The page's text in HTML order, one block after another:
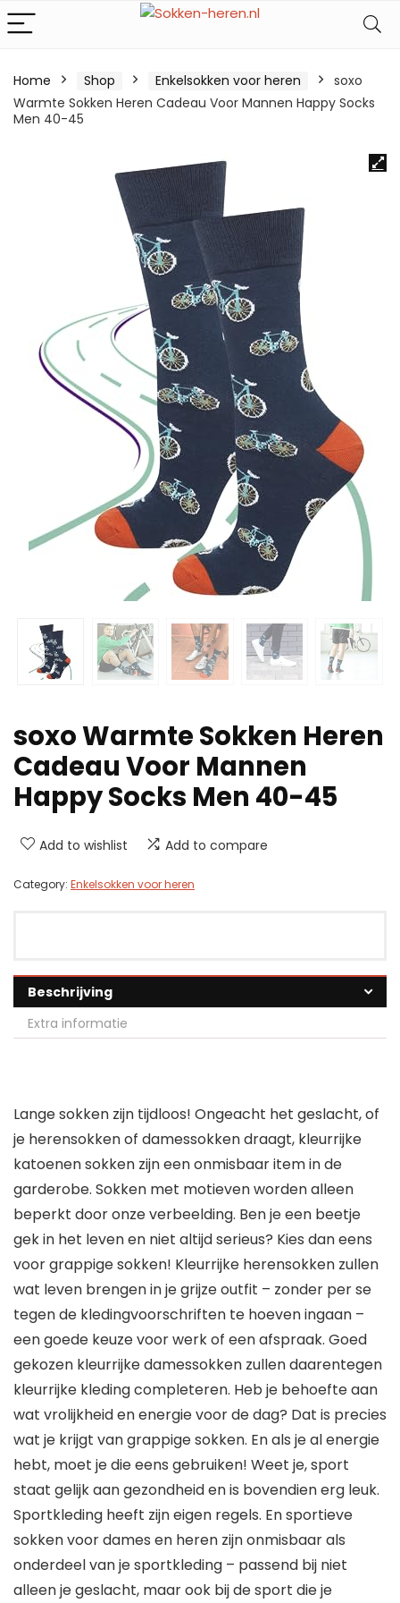
Home Shop Enkelsokken voor heren
soxo
Warmte Sokken Heren Cadeau Voor Mannen Happy Socks
Men 40-45
soxo Warmte Sokken Heren
Cadeau Voor Mannen
Happy Socks Men 40-45
Add to wishlist Add to compare
Category: Enkelsokken voor heren
Beschrijving
Extra informatie
Lange sokken zijn tijdloos! Ongeacht het geslacht, of
je herensokken of damessokken draagt, kleurrijke
katoenen sokken zijn een onmisbaar item in de
garderobe. Sokken met motieven worden alleen
beperkt door onze verbeelding. Ben je een beetje
gek in het leven en niet altijd serieus? Kies dan eens
voor grappige sokken! Kleurrijke herensokken zullen
wat leven brengen in je grijze outfit – zonder per se
tegen de kledingvoorschriften te hoeven ingaan –
een goede keuze voor werk of een afspraak. Goed
gekozen kleurrijke damessokken zullen daarentegen
kleurrijke kleding completeren. Heb je behoefte aan
wat vrolijkheid en energie voor de dag? Dat is precies
wat je krijgt van grappige sokken. En als je al energie
hebt, moet je die eens gebruiken! Weet je, sport
staat gelijk aan gezondheid en is bovendien erg leuk.
Sportkleding heeft zijn eigen regels. En sportieve
sokken voor dames en heren zijn onmisbaar als
onderdeel van je sportkleding – passend bij niet
alleen je geslacht, maar ook bij de sport die je